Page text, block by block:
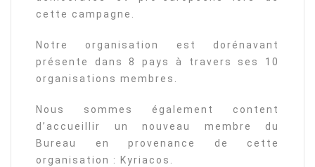
cette campagne.
Notre organisation est dorénavant
présente dans 8 pays à travers ses 10
organisations membres.
Nous sommes également content
d’accueillir un nouveau membre du
Bureau en provenance de cette
organisation : Kyriacos.